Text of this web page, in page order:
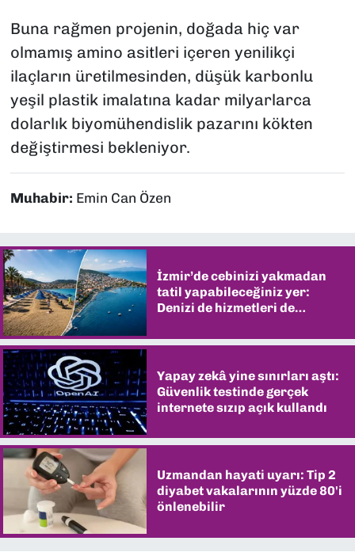
Buna rağmen projenin, doğada hiç var
olmamış amino asitleri içeren yenilikçi
ilaçların üretilmesinden, düşük karbonlu
yeşil plastik imalatına kadar milyarlarca
dolarlık biyomühendislik pazarını kökten
değiştirmesi bekleniyor.
Muhabir: Emin Can Özen
İzmir’de cebinizi yakmadan
tatil yapabileceğiniz yer:
Denizi de hizmetleri de
Yapay zekâ yine sınırları aştı:
Güvenlik testinde gerçek
internete sızıp açık kullandı
Uzmandan hayati uyarı: Tip 2
diyabet vakalarının yüzde 80'i
önlenebilir